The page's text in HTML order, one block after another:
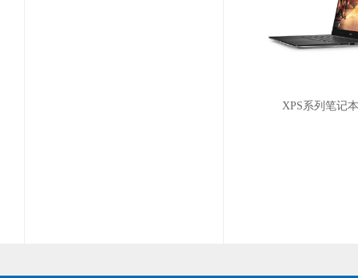
XPS系列笔记